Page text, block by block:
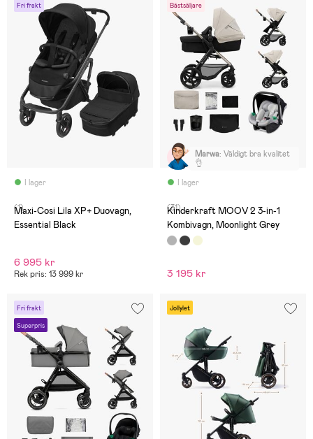
Fri frakt
I lager
(1)
Maxi-Cosi Lila XP+ Duovagn,
Essential Black
6 995 kr
Rek pris: 13 999 kr
Bästsäljare
I lager
Marwa: Väldigt bra kvalitet
👌
(31)
Kinderkraft MOOV 2 3-in-1
Kombivagn, Moonlight Grey
3 195 kr
Fri frakt
Superpris
Jollylet